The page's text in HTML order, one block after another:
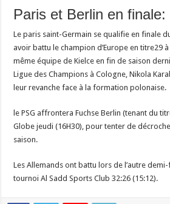
Paris et Berlin en finale:
Le paris saint-Germain se qualifie en finale
avoir battu le champion d’Europe en titre29
même équipe de Kielce en fin de saison
Ligue des Champions à Cologne, Nikola
leur revanche face à la formation polonaise.
le PSG affrontera Fuchse Berlin (tenant du
Globe jeudi (16H30), pour tenter de
saison.
Les Allemands ont battu lors de l’autre
tournoi Al Sadd Sports Club 32:26 (15:12).